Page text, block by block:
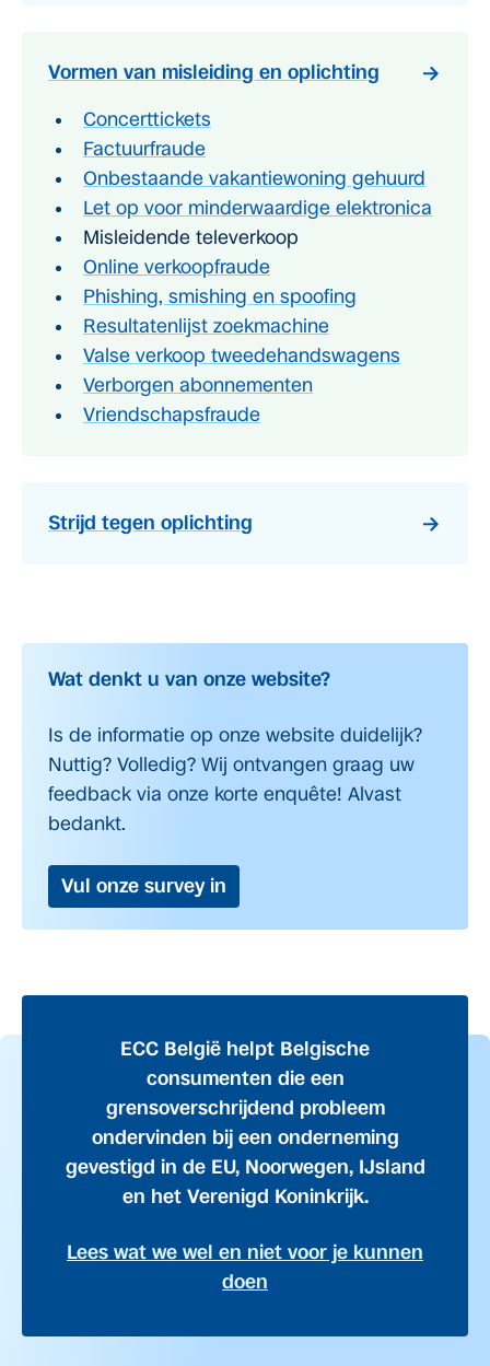
Vormen van misleiding en oplichting
Concerttickets
Factuurfraude
Onbestaande vakantiewoning gehuurd
Let op voor minderwaardige elektronica
Misleidende televerkoop
Online verkoopfraude
Phishing, smishing en spoofing
Resultatenlijst zoekmachine
Valse verkoop tweedehandswagens
Verborgen abonnementen
Vriendschapsfraude
Strijd tegen oplichting
Wat denkt u van onze website?
Is de informatie op onze website duidelijk?
Nuttig? Volledig? Wij ontvangen graag uw
feedback via onze korte enquête! Alvast
bedankt.
Vul onze survey in
ECC België helpt Belgische
consumenten die een
grensoverschrijdend probleem
ondervinden bij een onderneming
gevestigd in de EU, Noorwegen, IJsland
en het Verenigd Koninkrijk.
Lees wat we wel en niet voor je kunnen
doen